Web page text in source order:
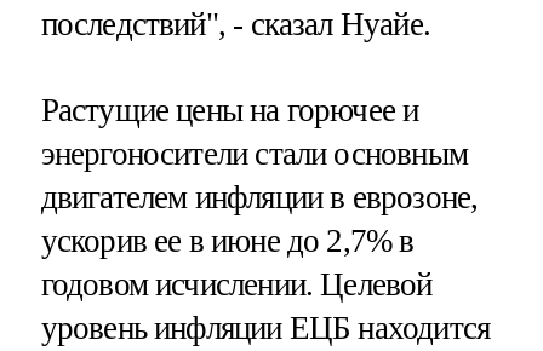
последствий", - сказал Нуайе.
Растущие цены на горючее и
энергоносители стали основным
двигателем инфляции в еврозоне,
ускорив ее в июне до 2,7% в
годовом исчислении. Целевой
уровень инфляции ЕЦБ находится